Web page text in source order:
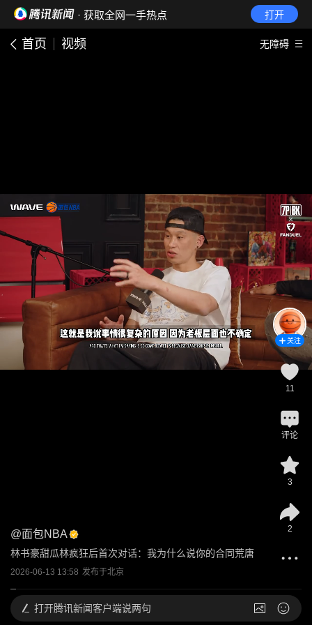
· 获取全网一手热点 打开
首页 视频 无障碍
@面包NBA
林书豪甜瓜林疯狂后首次对话：我为什么说你的合同荒唐
2026-06-13 13:58 发布于北京
关注
11
评论
3
2
打开腾讯新闻客户端说两句